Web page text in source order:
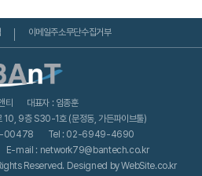
이메일주소무단수집거부
티
대표자 : 임종훈
10, 9층 S30-1호 (문정동, 가든파이브툴)
00478
Tel : 02-6949-4690
E-mail : network79@bantech.co.kr
Reserved. Designed by WebSite.co.kr